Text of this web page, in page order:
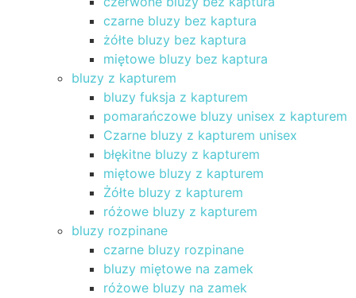
czarne bluzy bez kaptura
żółte bluzy bez kaptura
miętowe bluzy bez kaptura
bluzy z kapturem
bluzy fuksja z kapturem
pomarańczowe bluzy unisex z kapturem
Czarne bluzy z kapturem unisex
błękitne bluzy z kapturem
miętowe bluzy z kapturem
Żółte bluzy z kapturem
różowe bluzy z kapturem
bluzy rozpinane
czarne bluzy rozpinane
bluzy miętowe na zamek
różowe bluzy na zamek